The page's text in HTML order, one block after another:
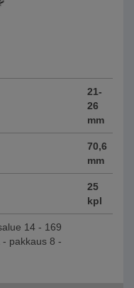
21-
26
mm
70,6
mm
25
kpl
14 - 169
pakkaus 8 -